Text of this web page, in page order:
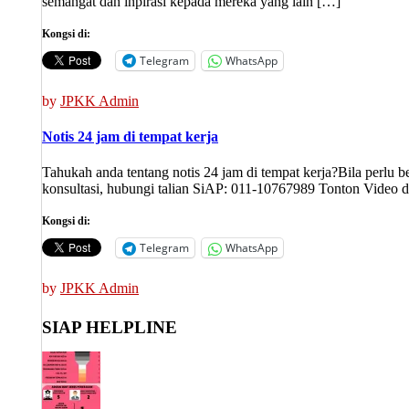
Kongsi di:
Telegram WhatsApp
by JPKK Admin
Notis 24 jam di tempat kerja
Tahukah anda tentang notis 24 jam di tempat kerja?Bila perlu
konsultasi, hubungi talian SiAP: 011-10767989 Tonton Video
Kongsi di:
Telegram WhatsApp
by JPKK Admin
SIAP HELPLINE